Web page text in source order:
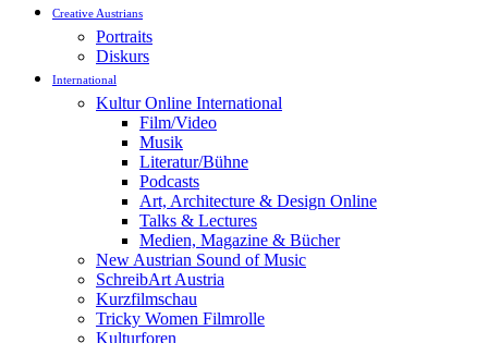
Creative Austrians
Portraits
Diskurs
International
Kultur Online International
Film/Video
Musik
Literatur/Bühne
Podcasts
Art, Architecture & Design Online
Talks & Lectures
Medien, Magazine & Bücher
New Austrian Sound of Music
SchreibArt Austria
Kurzfilmschau
Tricky Women Filmrolle
Kulturforen